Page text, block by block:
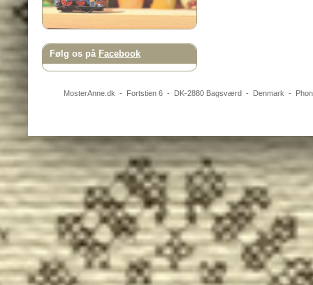
Følg os på Facebook
MosterAnne.dk - Fortstien 6- DK-2880 Bagsværd- Denmark -